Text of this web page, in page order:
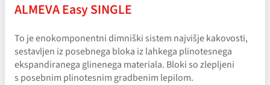
ALMEVA Easy SINGLE
To je enokomponentni dimniški sistem najvišje kakovosti,
sestavljen iz posebnega bloka iz lahkega plinotesnega
ekspandiranega glinenega materiala. Bloki so zlepljeni
s posebnim plinotesnim gradbenim lepilom.